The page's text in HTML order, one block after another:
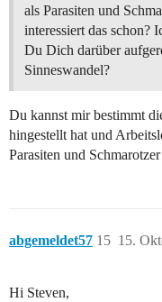
als Parasiten und
interessiert das schon?
Du Dich darüber
Sinneswandel?
Du kannst mir bestimmt
hingestellt hat und
Parasiten und
abgemeldet57 15.
15
Hi Steven,